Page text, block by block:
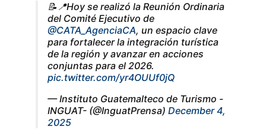
📝📍Hoy se realizó la Reunión Ordinaria
del Comité Ejecutivo de
@CATA_AgenciaCA, un espacio clave
para fortalecer la integración turística
de la región y avanzar en acciones
conjuntas para el 2026.
pic.twitter.com/yr4OUUf0jQ
— Instituto Guatemalteco de Turismo -
INGUAT- (@InguatPrensa) December 4,
2025